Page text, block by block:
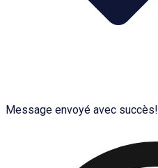
Message envoyé avec succès!